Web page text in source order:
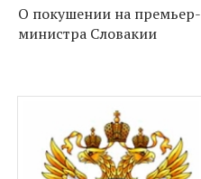
О покушении на премьер-
министра Словакии